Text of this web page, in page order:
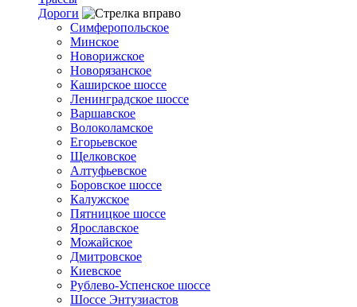
Дороги
Симферопольское
Минское
Новорижское
Новорязанское
Каширское шоссе
Ленинградское шоссе
Варшавское
Волоколамское
Егорьевское
Щелковское
Алтуфьевское
Боровское шоссе
Калужское
Пятницкое шоссе
Ярославское
Можайское
Дмитровское
Киевское
Рублево-Успенское шоссе
Шоссе Энтузиастов